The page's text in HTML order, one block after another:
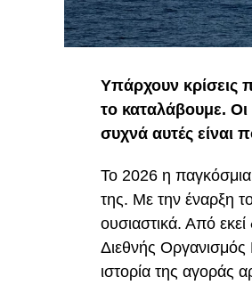
Υπάρχουν κρίσεις
το καταλάβουμε.
συχνά αυτές είναι
Το 2026 η παγκόσμια
της. Με την έναρξη
ουσιαστικά. Από
Διεθνής Οργανισμός
ιστορία της αγοράς